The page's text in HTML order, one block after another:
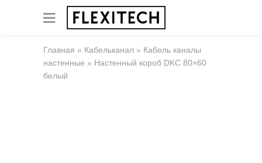
Главная » Кабельканал » Кабель каналы
настенные » Настенный короб DKC 80×60
белый